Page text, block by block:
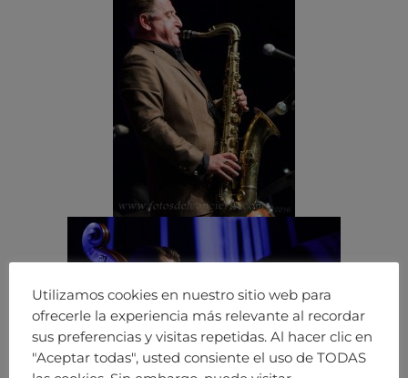
Utilizamos cookies en nuestro sitio web para
ofrecerle la experiencia más relevante al recordar
sus preferencias y visitas repetidas. Al hacer clic en
"Aceptar todas", usted consiente el uso de TODAS